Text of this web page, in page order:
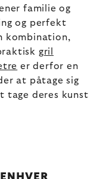
familie og
og perfekt
kombination,
gril
er derfor en
at påtage sig
tage deres kunst